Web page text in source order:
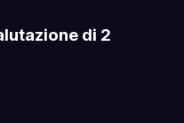
di 2